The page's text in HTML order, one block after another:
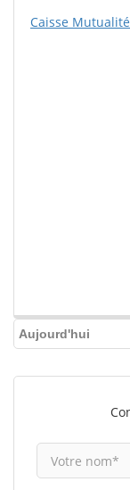
Caisse
Aujourd'hui